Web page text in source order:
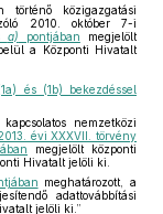
történő közigazgatási
2010. október 7-i
a) pontjában megjelölt
a Központi Hivatalt
és (1b) bekezdéssel
nemzetközi
évi XXXVII. törvény
megjelölt központi
Hivatalt jelöli ki.
meghatározott, a
adattovábbítási
jelöli ki.”